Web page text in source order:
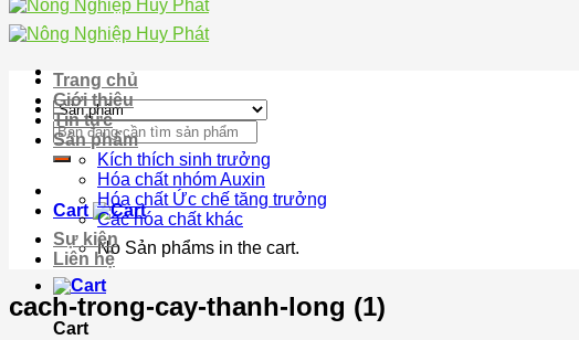
Search
for:
Cart
No Sản phẩms in the cart.
Cart
Trang chủ
Giới thiệu
Tin tức
Sản phẩm
Kích thích sinh trưởng
Hóa chất nhóm Auxin
Hóa chất Ức chế tăng trưởng
Các hóa chất khác
Sự kiện
Liên hệ
cach-trong-cay-thanh-long (1)